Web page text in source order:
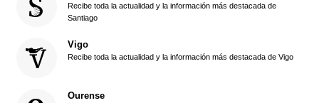
Recibe toda la actualidad y la información más destacada de
Santiago
Vigo
Recibe toda la actualidad y la información más destacada de Vigo
Ourense